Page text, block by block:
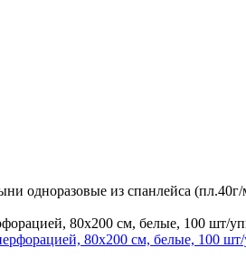
одноразовые из спанлейса
80х200 см, белые, 100 шт/